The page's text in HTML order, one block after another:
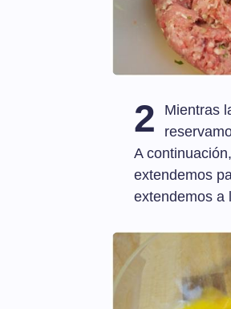
2
Mientras
A
extendemos
extendemos a